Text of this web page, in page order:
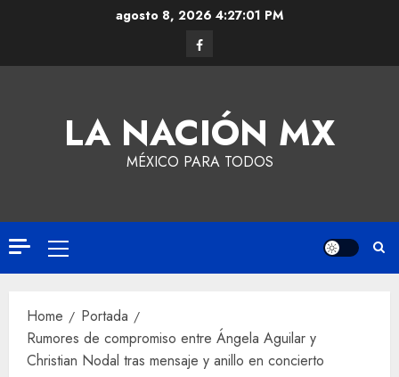
agosto 8, 2026 4:27:02 PM
LA NACIÓN MX
MÉXICO PARA TODOS
Home
Portada
Rumores de compromiso entre Ángela Aguilar y
Christian Nodal tras mensaje y anillo en concierto